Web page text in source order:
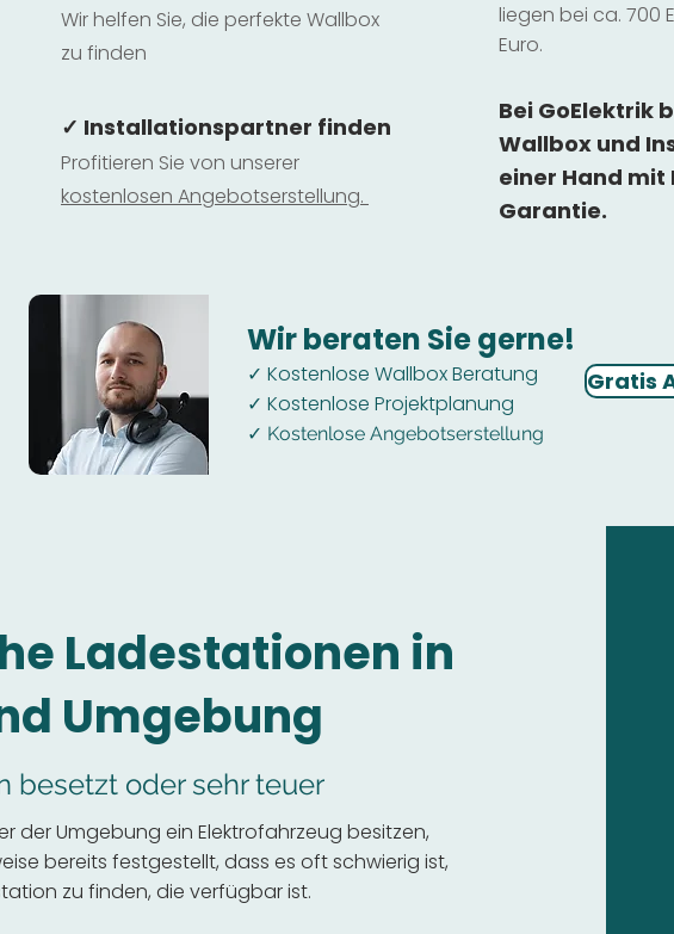
Wir helfen Sie, die perfekte Wallbox
zu finden
✓ Installationspartner finden
Profitieren Sie von unserer
kostenlosen Angebotserstellung.
liegen bei ca. 700
Euro.
Bei GoElektrik
Wallbox und
einer Hand mit
Garantie.
Wir beraten Sie gerne!
✓ Kostenlose Wallbox Beratung
✓ Kostenlose Projektplanung
✓ Kostenlose Angebotserstellung
Gratis
Ladestationen in
Umgebung
besetzt oder sehr teuer
der Umgebung ein Elektrofahrzeug besitzen,
bereits festgestellt, dass es oft schwierig ist,
zu finden, die verfügbar ist.